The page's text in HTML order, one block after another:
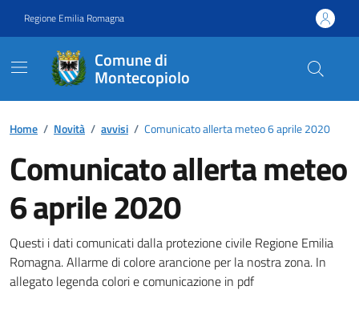
Regione Emilia Romagna
Comune di
Montecopiolo
Contenuti in evidenza
Home / Novità / avvisi / Comunicato allerta meteo 6 aprile 2020
Comunicato allerta meteo
6 aprile 2020
Dettagli della notizia
Questi i dati comunicati dalla protezione civile Regione Emilia
Romagna. Allarme di colore arancione per la nostra zona. In
allegato legenda colori e comunicazione in pdf